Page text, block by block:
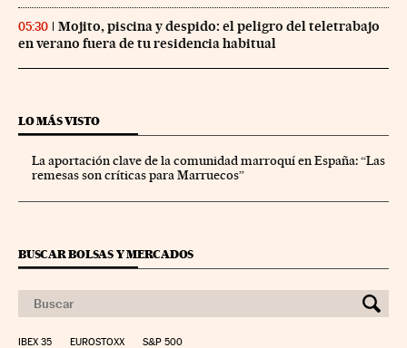
05:30
Mojito, piscina y despido: el peligro del teletrabajo
en verano fuera de tu residencia habitual
LO MÁS VISTO
La aportación clave de la comunidad marroquí en España: “Las
remesas son críticas para Marruecos”
BUSCAR BOLSAS Y MERCADOS
IBEX 35 EUROSTOXX S&P 500